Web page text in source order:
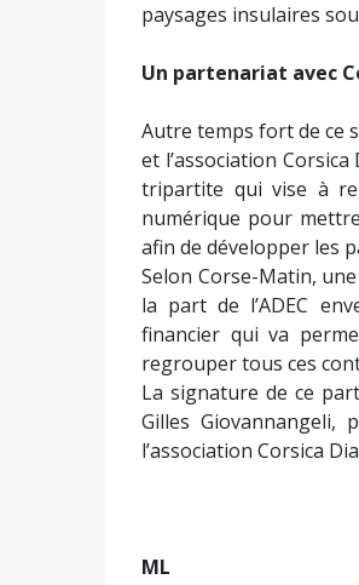
paysages insulaires
Un partenariat avec
Autre temps fort de ce
et l’association
tripartite qui vise à
numérique pour
afin de développer les
Selon Corse-Matin,
la part de l’ADEC
financier qui va
regrouper tous ces
La signature de ce
Gilles Giovannangeli,
l’association Corsica
ML